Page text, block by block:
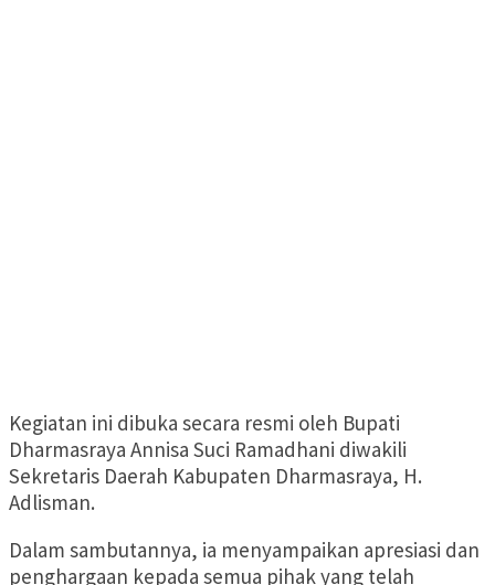
Kegiatan ini dibuka secara resmi oleh Bupati
Dharmasraya Annisa Suci Ramadhani diwakili
Sekretaris Daerah Kabupaten Dharmasraya, H.
Adlisman.
Dalam sambutannya, ia menyampaikan apresiasi dan
penghargaan kepada semua pihak yang telah